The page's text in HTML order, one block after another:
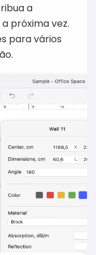
a
próxima vez.
para vários